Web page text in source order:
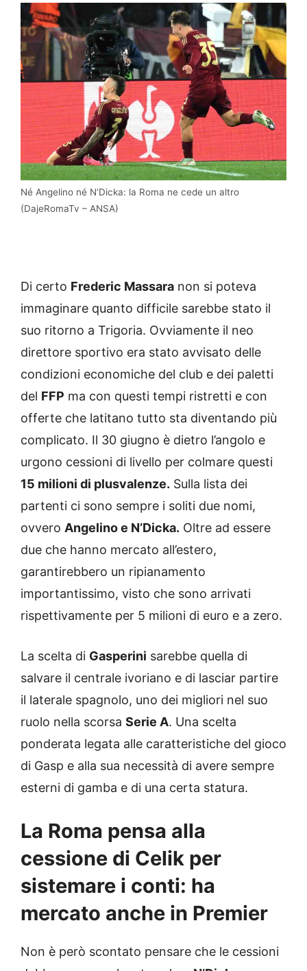
Né Angelino né N’Dicka: la Roma ne cede un altro
(DajeRomaTv – ANSA)
Di certo Frederic Massara non si poteva
immaginare quanto difficile sarebbe stato il
suo ritorno a Trigoria. Ovviamente il neo
direttore sportivo era stato avvisato delle
condizioni economiche del club e dei paletti
del FFP ma con questi tempi ristretti e con
offerte che latitano tutto sta diventando più
complicato. Il 30 giugno è dietro l’angolo e
urgono cessioni di livello per colmare questi
15 milioni di plusvalenze. Sulla lista dei
partenti ci sono sempre i soliti due nomi,
ovvero Angelino e N’Dicka. Oltre ad essere
due che hanno mercato all’estero,
garantirebbero un ripianamento
importantissimo, visto che sono arrivati
rispettivamente per 5 milioni di euro e a zero.
La scelta di Gasperini sarebbe quella di
salvare il centrale ivoriano e di lasciar partire
il laterale spagnolo, uno dei migliori nel suo
ruolo nella scorsa Serie A. Una scelta
ponderata legata alle caratteristiche del gioco
di Gasp e alla sua necessità di avere sempre
esterni di gamba e di una certa statura.
La Roma pensa alla
cessione di Celik per
sistemare i conti: ha
mercato anche in Premier
Non è però scontato pensare che le cessioni